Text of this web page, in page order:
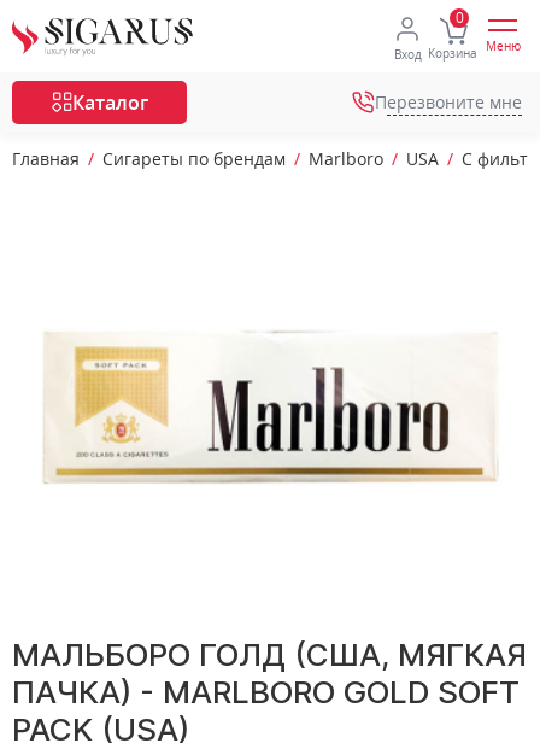
Вход Корзина Меню
Каталог Перезвоните мне
Главная Сигареты по брендам Marlboro USA С
МАЛЬБОРО ГОЛД (США, МЯГКАЯ
ПАЧКА) - MARLBORO GOLD SOFT
PACK (USA)